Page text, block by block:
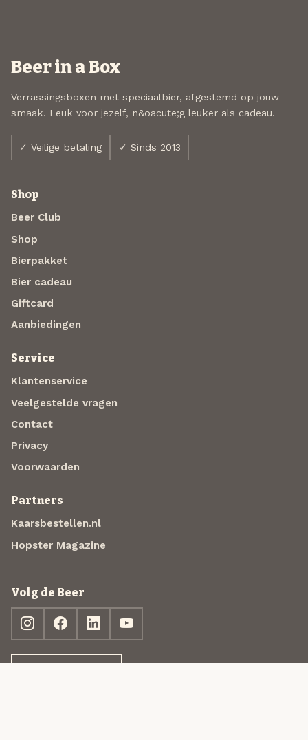
Beer in a Box
Verrassingsboxen met speciaalbier, afgestemd op jouw
smaak. Leuk voor jezelf, n&oacute;g leuker als cadeau.
✓ Veilige betaling ✓ Sinds 2013
Shop
Beer Club
Shop
Bierpakket
Bier cadeau
Giftcard
Aanbiedingen
Service
Klantenservice
Veelgestelde vragen
Contact
Privacy
Voorwaarden
Partners
Kaarsbestellen.nl
Hopster Magazine
Volg de Beer